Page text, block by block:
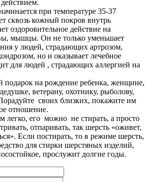
при температуре 35-37
сквозь кожный покров внутрь
оздоровительное действие на
мышцы. Он не только уменьшает
у людей, страдающих артрозом,
но и оказывает лечебное
для людей , страдающих аллергией на
подарок на рождение ребенка, женщине,
ветерану, охотнику, рыболову,
своих близких, покажите им
отношение.
легко, его можно не стирать, а просто
отпаривать, так шерсть «оживет,
Если постирать, то в режиме шерсть,
для стирки шерстяных изделий,
прослужит долгие годы.